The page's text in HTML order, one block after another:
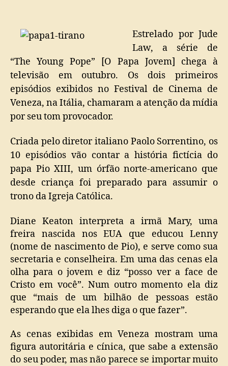
Estrelado por Jude
Law, a série de
“The Young Pope” [O Papa Jovem] chega à
televisão em outubro. Os dois primeiros
episódios exibidos no Festival de Cinema de
Veneza, na Itália, chamaram a atenção da mídia
por seu tom provocador.
Criada pelo diretor italiano Paolo Sorrentino, os
10 episódios vão contar a história fictícia do
papa Pio XIII, um órfão norte-americano que
desde criança foi preparado para assumir o
trono da Igreja Católica.
Diane Keaton interpreta a irmã Mary, uma
freira nascida nos EUA que educou Lenny
(nome de nascimento de Pio), e serve como sua
secretaria e conselheira. Em uma das cenas ela
olha para o jovem e diz “posso ver a face de
Cristo em você”. Num outro momento ela diz
que “mais de um bilhão de pessoas estão
esperando que ela lhes diga o que fazer”.
As cenas exibidas em Veneza mostram uma
figura autoritária e cínica, que sabe a extensão
do seu poder, mas não parece se importar muito